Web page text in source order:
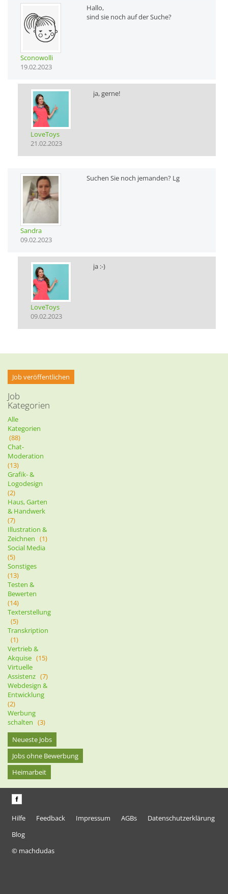
Sconowolli
19.02.2023
Hallo,
sind sie noch auf der Suche?
LoveToys
21.02.2023
ja, gerne!
Sandra
09.02.2023
Suchen Sie noch jemanden? Lg
LoveToys
09.02.2023
ja :-)
Job veröffentlichen
Job
Kategorien
Alle
Kategorien
(88)
Chat-
Moderation
(13)
Grafik- &
Logodesign
(2)
Haus, Garten
& Handwerk
(7)
Illustration &
Zeichnen (1)
Social Media
(5)
Sonstiges
(13)
Testen &
Bewerten
(14)
Texterstellung
(5)
Transkription
(1)
Vertrieb &
Akquise (15)
Virtuelle
Assistenz (7)
Webdesign &
Entwicklung
(2)
Werbung
schalten (3)
Neueste Jobs
Jobs ohne Bewerbung
Heimarbeit
Hilfe Feedback Impressum AGBs
Datenschutzerklärung
Blog
© machdudas